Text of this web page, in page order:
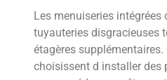
Les menuiseries intégrées
tuyauteries disgracieuses
étagères
choisissent d installer des